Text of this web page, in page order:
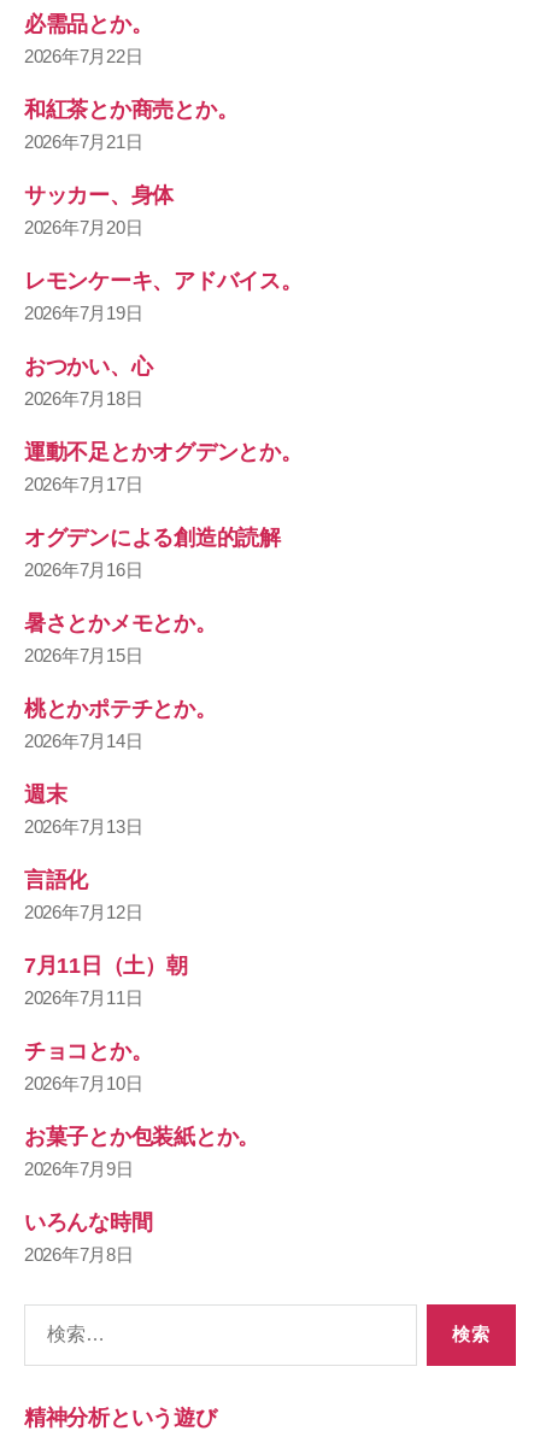
必需品とか。
2026年7月22日
和紅茶とか商売とか。
2026年7月21日
サッカー、身体
2026年7月20日
レモンケーキ、アドバイス。
2026年7月19日
おつかい、心
2026年7月18日
運動不足とかオグデンとか。
2026年7月17日
オグデンによる創造的読解
2026年7月16日
暑さとかメモとか。
2026年7月15日
桃とかポテチとか。
2026年7月14日
週末
2026年7月13日
言語化
2026年7月12日
7月11日（土）朝
2026年7月11日
チョコとか。
2026年7月10日
お菓子とか包装紙とか。
2026年7月9日
いろんな時間
2026年7月8日
象:
精神分析という遊び